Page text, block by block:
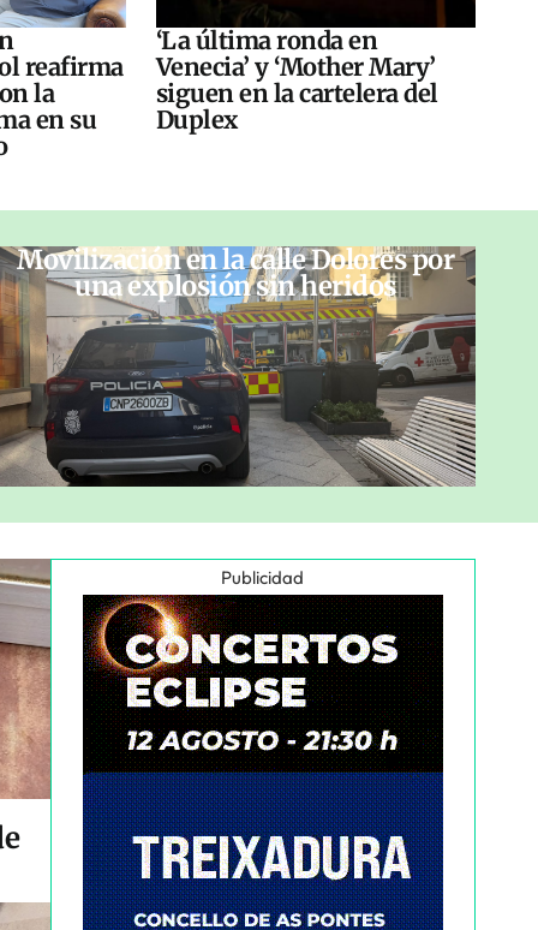
reafirma
la
en su
‘La última ronda en
Venecia’ y ‘Mother Mary’
siguen en la cartelera del
Duplex
Movilización en la calle Dolores por
una explosión sin heridos
Publicidad